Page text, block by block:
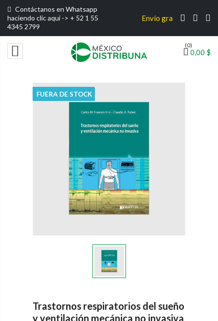
Contáctanos en Whatsapp
haciendo clic aquí -> + 52 1 55
4345 2799
Envío gratis por compras
 0,00 $
(0)
FUERA DE STOCK
FUERA DE STOCK
Trastornos respiratorios del sueño
y ventilación mecánica no invasiva